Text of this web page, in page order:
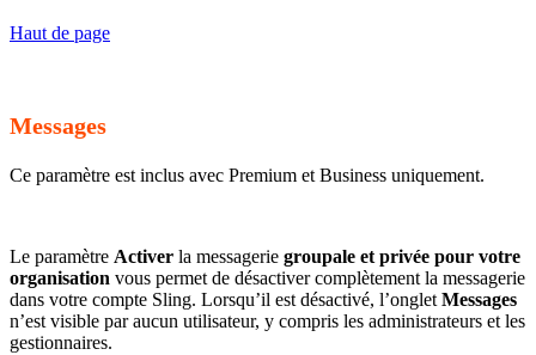
Haut de page
Messages
Ce paramètre est inclus avec Premium et Business uniquement.
Le paramètre Activer la messagerie groupale et privée pour votre
organisation vous permet de désactiver complètement la messagerie
dans votre compte Sling. Lorsqu’il est désactivé, l’onglet Messages
n’est visible par aucun utilisateur, y compris les administrateurs et les
gestionnaires.